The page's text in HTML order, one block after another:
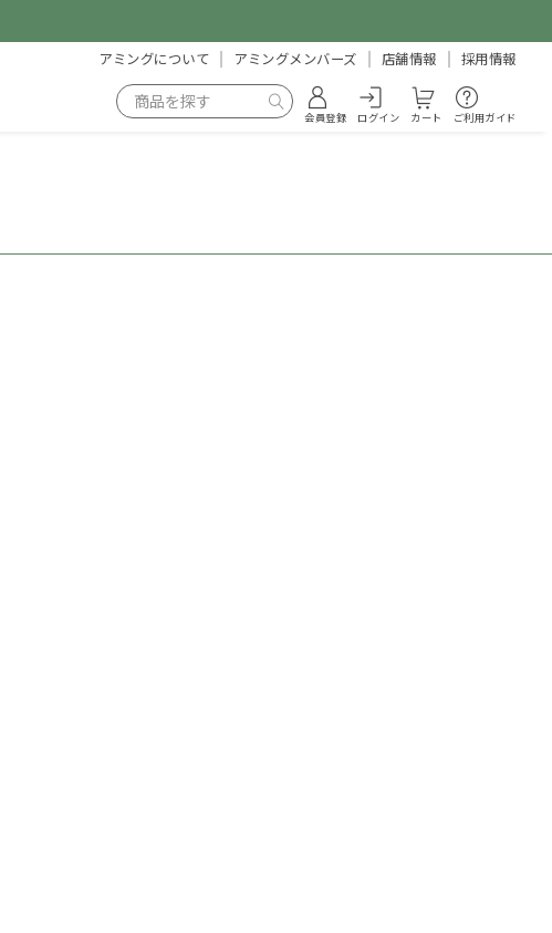
アミングについて アミングメンバーズ 店舗情報 採用情報
会員登録 ログイン カート ご利用ガイド